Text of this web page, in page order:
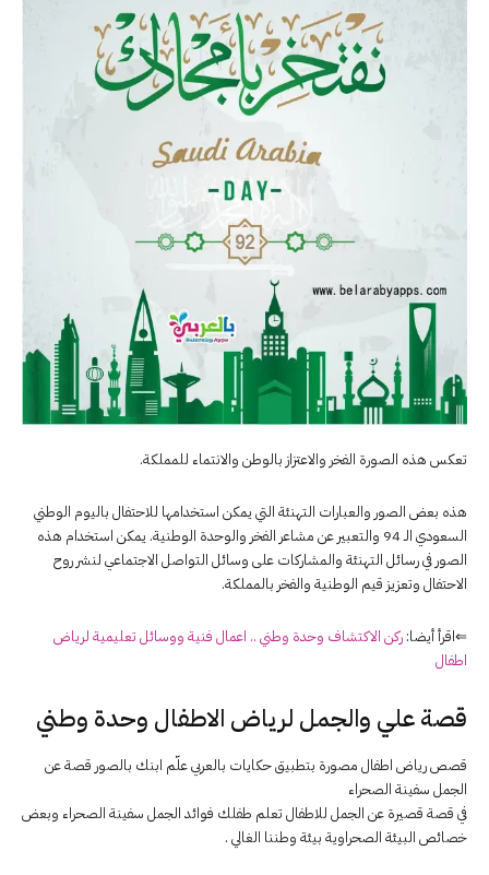
تعكس هذه الصورة الفخر والاعتزاز بالوطن والانتماء للمملكة.
هذه بعض الصور والعبارات التهنئة التي يمكن استخدامها للاحتفال باليوم الوطني
السعودي الـ 94 والتعبير عن مشاعر الفخر والوحدة الوطنية. يمكن استخدام هذه
الصور في رسائل التهنئة والمشاركات على وسائل التواصل الاجتماعي لنشر روح
الاحتفال وتعزيز قيم الوطنية والفخر بالمملكة.
⇐اقرأ أيضا: ركن الاكتشاف وحدة وطني .. اعمال فنية ووسائل تعليمية لرياض
اطفال
قصة علي والجمل لرياض الاطفال وحدة وطني
قصص رياض اطفال مصورة بتطبيق حكايات بالعربي علّم ابنك بالصور قصة عن
الجمل سفينة الصحراء
في قصة قصيرة عن الجمل للاطفال تعلم طفلك فوائد الجمل سفينة الصحراء وبعض
خصائص البيئة الصحراوية بيئة وطننا الغالي .